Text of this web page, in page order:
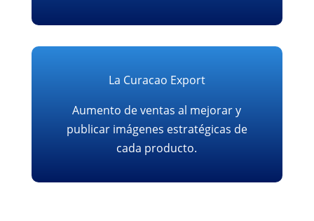
La Curacao Export
Aumento de ventas al mejorar y
publicar imágenes estratégicas de
cada producto.